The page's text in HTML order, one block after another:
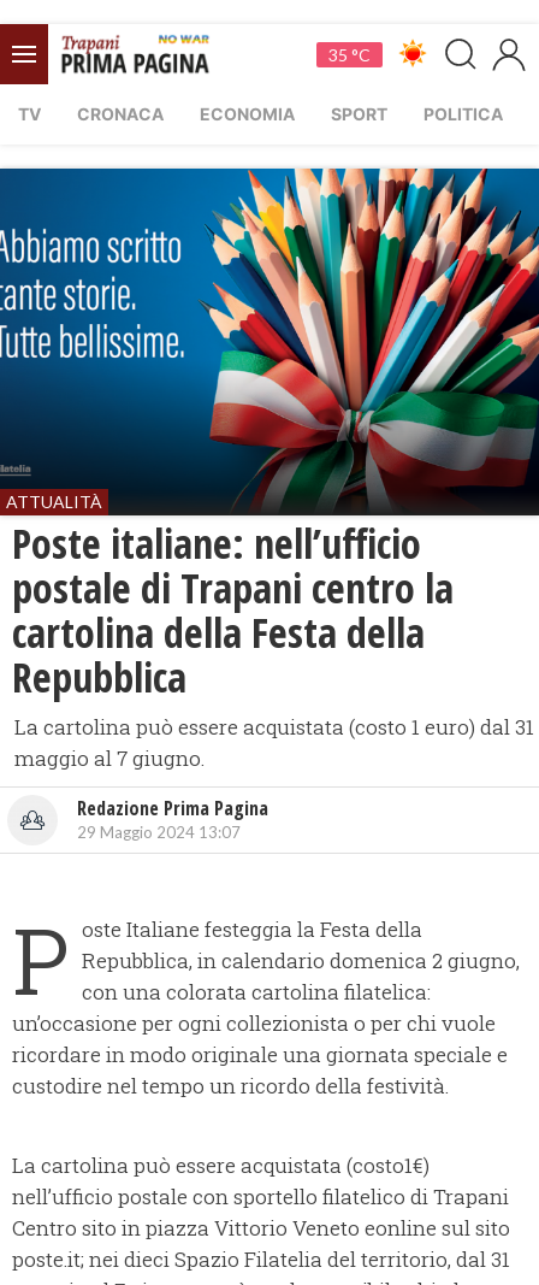
35 °C
TV CRONACA ECONOMIA SPORT POLITICA
ATTUALITÀ
Poste italiane: nell’ufficio
postale di Trapani centro la
cartolina della Festa della
Repubblica
La cartolina può essere acquistata (costo 1 euro) dal 31
maggio al 7 giugno.
Redazione Prima Pagina
29 Maggio 2024 13:07
P oste Italiane festeggia la Festa della
Repubblica, in calendario domenica 2 giugno,
con una colorata cartolina filatelica:
un’occasione per ogni collezionista o per chi vuole
ricordare in modo originale una giornata speciale e
custodire nel tempo un ricordo della festività.
La cartolina può essere acquistata (costo1€)
nell’ufficio postale con sportello filatelico di Trapani
Centro sito in piazza Vittorio Veneto eonline sul sito
poste.it; nei dieci Spazio Filatelia del territorio, dal 31